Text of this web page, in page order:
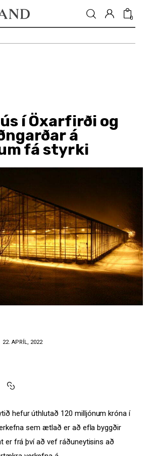
0
í Öxarfirði og
á
fá styrki
22. APRÍL, 2022
hefur úthlutað 120 milljónum króna í
sem ætlað er að efla byggðir
er frá því að vef ráðuneytisins að